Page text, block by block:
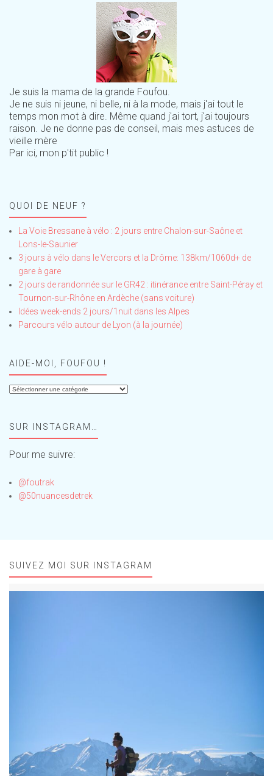
Je suis la mama de la grande Foufou.
Je ne suis ni jeune, ni belle, ni à la mode, mais j'ai tout le
temps mon mot à dire. Même quand j'ai tort, j'ai toujours
raison. Je ne donne pas de conseil, mais mes astuces de
vieille mère
Par ici, mon p'tit public !
QUOI DE NEUF ?
La Voie Bressane à vélo : 2 jours entre Chalon-sur-Saône et
Lons-le-Saunier
3 jours à vélo dans le Vercors et la Drôme: 138km/1060d+ de
gare à gare
2 jours de randonnée sur le GR42 : itinérance entre Saint-Péray et
Tournon-sur-Rhône en Ardèche (sans voiture)
Idées week-ends 2 jours/1nuit dans les Alpes
Parcours vélo autour de Lyon (à la journée)
AIDE-MOI, FOUFOU !
Aide-
!SUR INSTAGRAM…
Pour me suivre:
@foutrak
@50nuancesdetrek
SUIVEZ MOI SUR INSTAGRAM